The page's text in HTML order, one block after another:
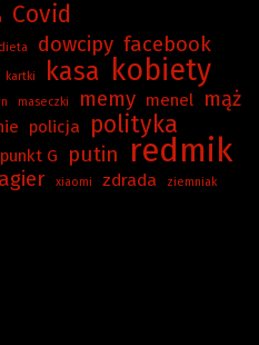
Covid
dieta dowcipy facebook
kartki kasa kobiety
maseczki memy menel mąż
policja polityka
punkt G putin redmik
xiaomi zdrada
ziemniak